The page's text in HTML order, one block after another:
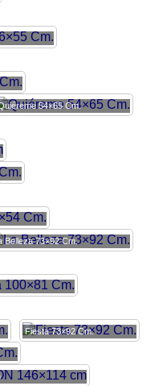
54×65 Cm.
Belleza 73×92 Cm.
Fiesta 73×92 Cm.